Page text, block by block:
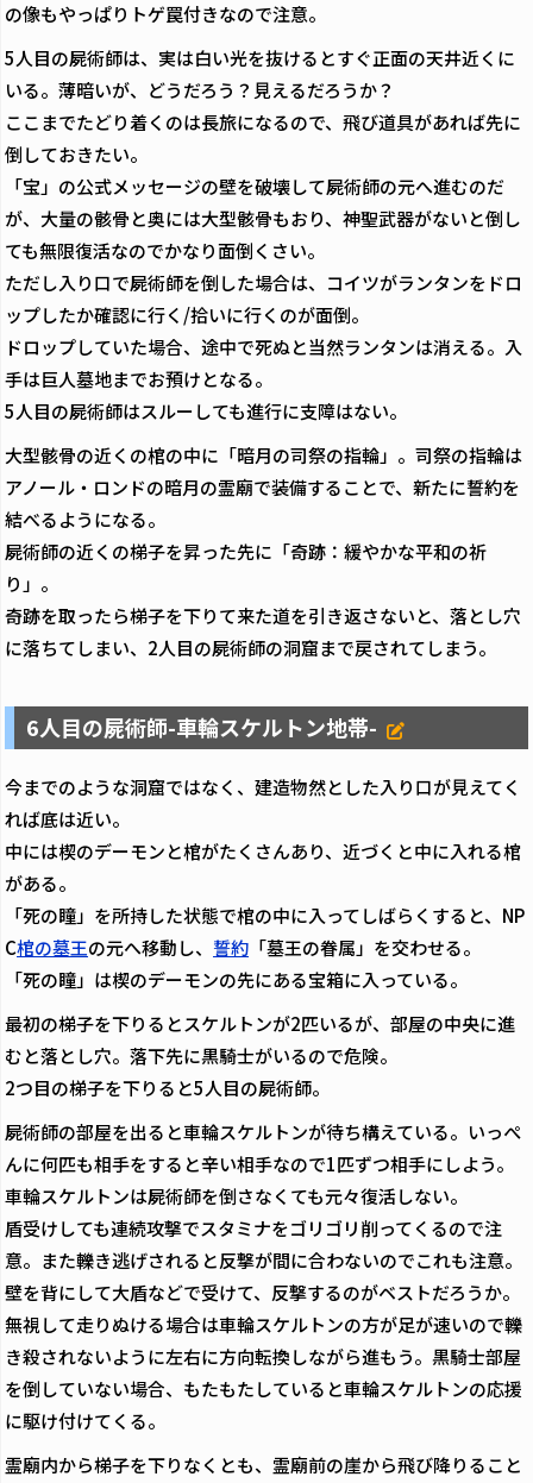
の像もやっぱりトゲ罠付きなので注意。
5人目の屍術師は、実は白い光を抜けるとすぐ正面の天井近くに
いる。薄暗いが、どうだろう？見えるだろうか？
ここまでたどり着くのは長旅になるので、飛び道具があれば先に
倒しておきたい。
「宝」の公式メッセージの壁を破壊して屍術師の元へ進むのだ
が、大量の骸骨と奥には大型骸骨もおり、神聖武器がないと倒し
ても無限復活なのでかなり面倒くさい。
ただし入り口で屍術師を倒した場合は、コイツがランタンをドロ
ップしたか確認に行く/拾いに行くのが面倒。
ドロップしていた場合、途中で死ぬと当然ランタンは消える。入
手は巨人墓地までお預けとなる。
5人目の屍術師はスルーしても進行に支障はない。
大型骸骨の近くの棺の中に「暗月の司祭の指輪」。司祭の指輪は
アノール・ロンドの暗月の霊廟で装備することで、新たに誓約を
結べるようになる。
屍術師の近くの梯子を昇った先に「奇跡：緩やかな平和の祈
り」。
奇跡を取ったら梯子を下りて来た道を引き返さないと、落とし穴
に落ちてしまい、2人目の屍術師の洞窟まで戻されてしまう。
6人目の屍術師-車輪スケルトン地帯-
今までのような洞窟ではなく、建造物然とした入り口が見えてく
れば底は近い。
中には楔のデーモンと棺がたくさんあり、近づくと中に入れる棺
がある。
「死の瞳」を所持した状態で棺の中に入ってしばらくすると、NP
C棺の墓王の元へ移動し、 誓約 「墓王の眷属」を交わせる。
「死の瞳」は楔のデーモンの先にある宝箱に入っている。
最初の梯子を下りるとスケルトンが2匹いるが、部屋の中央に進
むと落とし穴。落下先に黒騎士がいるので危険。
2つ目の梯子を下りると5人目の屍術師。
屍術師の部屋を出ると車輪スケルトンが待ち構えている。いっぺ
んに何匹も相手をすると辛い相手なので1匹ずつ相手にしよう。
車輪スケルトンは屍術師を倒さなくても元々復活しない。
盾受けしても連続攻撃でスタミナをゴリゴリ削ってくるので注
意。また轢き逃げされると反撃が間に合わないのでこれも注意。
壁を背にして大盾などで受けて、反撃するのがベストだろうか。
無視して走りぬける場合は車輪スケルトンの方が足が速いので轢
き殺されないように左右に方向転換しながら進もう。黒騎士部屋
を倒していない場合、もたもたしていると車輪スケルトンの応援
に駆け付けてくる。
霊廟内から梯子を下りなくとも、霊廟前の崖から飛び降りること